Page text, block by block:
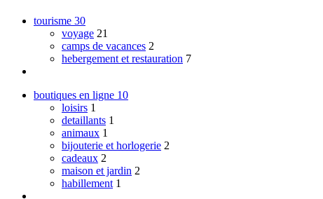
tourisme 30
voyage 21
camps de vacances 2
hebergement et restauration 7
boutiques en ligne 10
loisirs 1
detaillants 1
animaux 1
bijouterie et horlogerie 2
cadeaux 2
maison et jardin 2
habillement 1